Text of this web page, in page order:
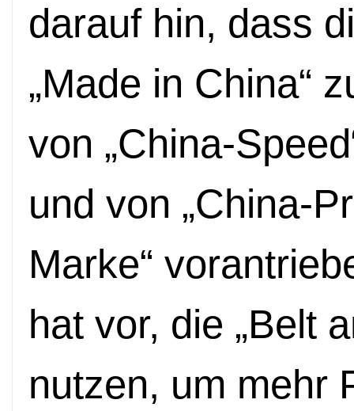
darauf hin, dass
„Made in China“
von „China-
und von „China-
Marke“
hat vor, die „Belt
nutzen, um mehr